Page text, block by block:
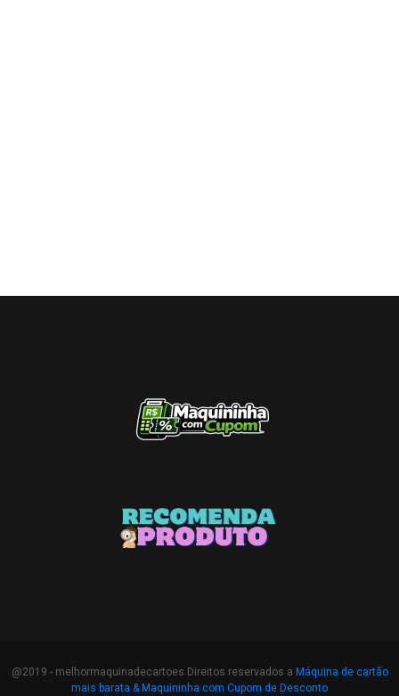
@2019 - melhormaquinadecartoes.Direitos reservados a Máquina de cartão
mais barata & Maquininha com Cupom de Desconto